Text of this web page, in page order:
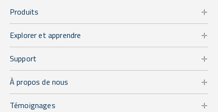
Produits
Explorer et apprendre
Support
À propos de nous
Témoignages